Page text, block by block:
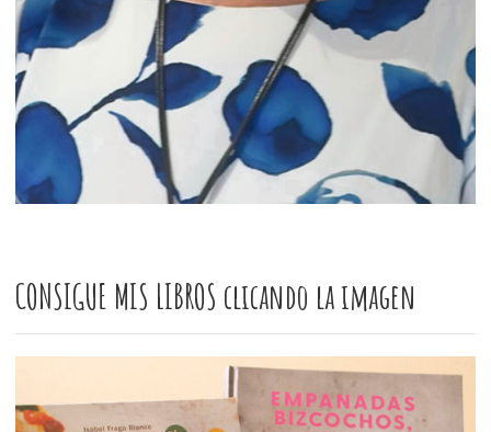
CONSIGUE MIS LIBROS clicando la imagen